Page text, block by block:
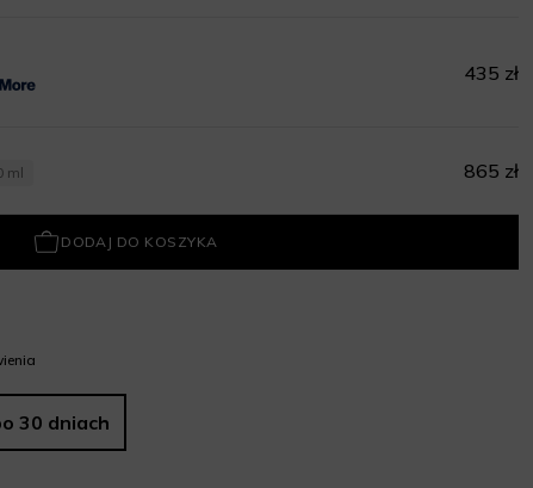
435 zł
ml 865 zł
DODAJ DO KOSZYKA
30 dniach